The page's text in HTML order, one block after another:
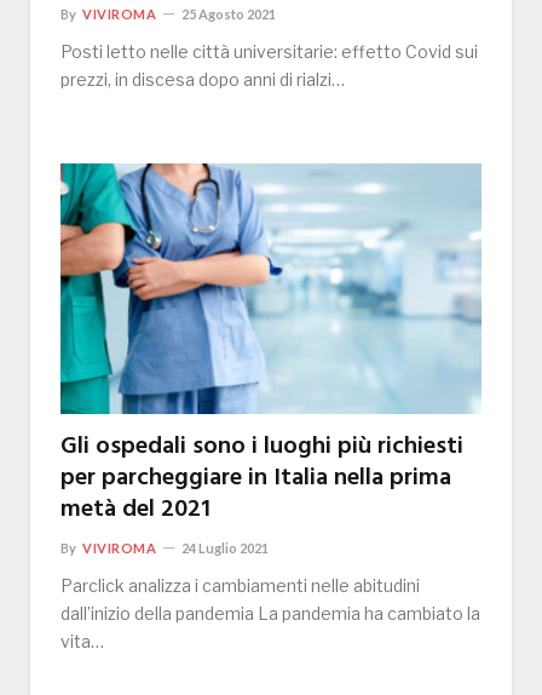
By VIVIROMA 25 Agosto 2021
Posti letto nelle città universitarie: effetto Covid sui
prezzi, in discesa dopo anni di rialzi…
Gli ospedali sono i luoghi più richiesti
per parcheggiare in Italia nella prima
metà del 2021
By VIVIROMA 24 Luglio 2021
Parclick analizza i cambiamenti nelle abitudini
dall’inizio della pandemia La pandemia ha cambiato la
vita…